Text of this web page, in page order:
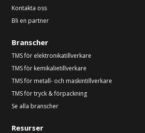
Kontakta oss
Bli en partner
Branscher
TMS för elektronikatillverkare
TMS för kemikalietillverkare
TMS för metall- och maskintillverkare
TMS för tryck & förpackning
Se alla branscher
Resurser